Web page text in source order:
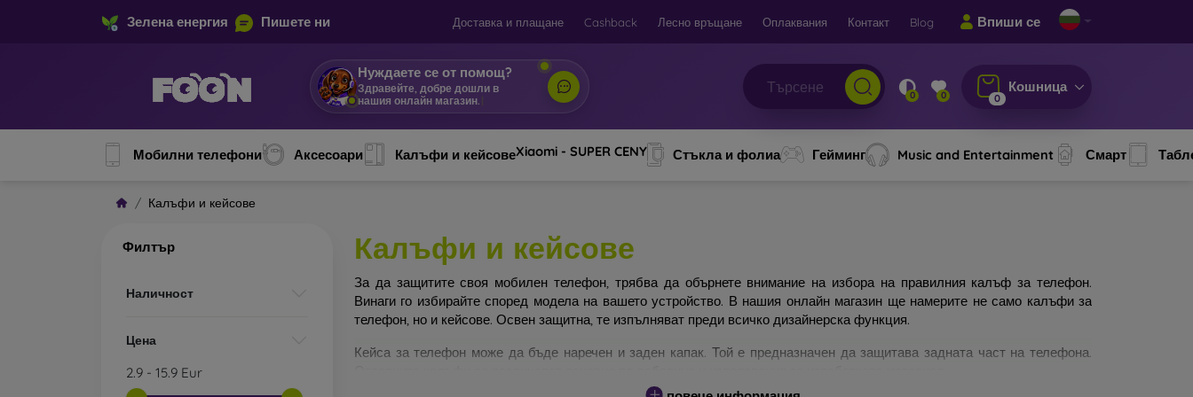
Зелена енергия Пишете ни Доставка и плащане Cashback Лесно връщане Оплаквания Контакт Blog Впиши се
Нуждаете се от помощ?
Здравейте, добре дошли в
нашия онлайн | 0 0 0
Кошница
Мобилни телефони Аксесоари Калъфи и кейсовеXiaomi - SUPER CENY Стъкла и фолиа Гейминг Music and Entertainment Смарт
Калъфи и кейсове
Филтър
Наличност
Цена
2.9 - 15.9 Eur
Калъфи и кейсове
За да защитите своя мобилен телефон, трябва да обърнете внимание на избора на правилния калъф за телефон.
Винаги го избирайте според модела на вашето устройство. В нашия онлайн магазин ще намерите не само калъфи за
телефон, но и кейсове. Освен защитна, те изпълняват преди всичко дизайнерска функция.
Кейса за телефон може да бъде наречен и заден капак. Той е предназначен да защитава задната част на телефона.